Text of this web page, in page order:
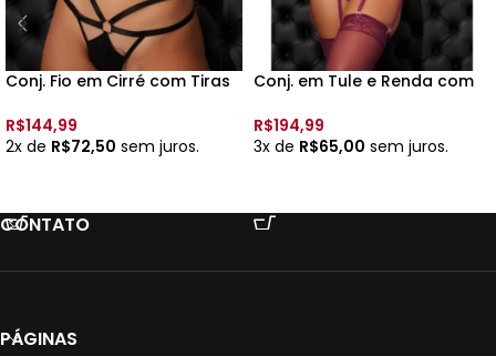
Conj. Fio em Cirré com Tiras
R$144,99
2x de R$72,50 sem juros.
Conj. em Tule e Renda com
Cinta Liga 2647 –
R$194,99
3x de R$65,00 sem juros.
CONTATO
PÁGINAS